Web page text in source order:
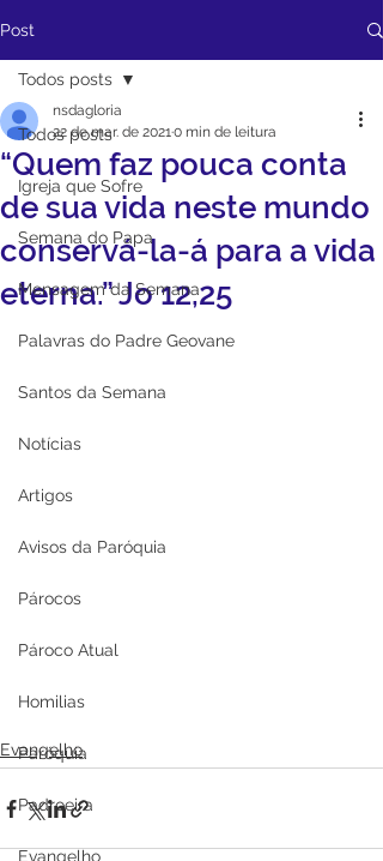
Post
Todos posts
Igreja que Sofre
Semana do Papa
Mensagem da Semana
Palavras do Padre Geovane
Santos da Semana
Notícias
Artigos
Avisos da Paróquia
Párocos
Pároco Atual
Homilias
Paróquia
Padroeira
Evangelho
Todos posts
“Quem faz pouca conta
de sua vida neste mundo
conservá-la-á para a vida
eterna.” Jo 12,25
nsdagloria
22 de mar. de 20210 min de leitura
Evangelho